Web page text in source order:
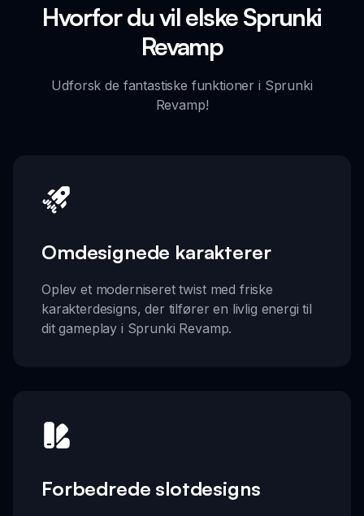
Hvorfor du vil elske Sprunki
Revamp
Udforsk de fantastiske funktioner i Sprunki
Revamp!
Omdesignede karakterer
Oplev et moderniseret twist med friske
karakterdesigns, der tilfører en livlig energi til
dit gameplay i Sprunki Revamp.
Forbedrede slotdesigns